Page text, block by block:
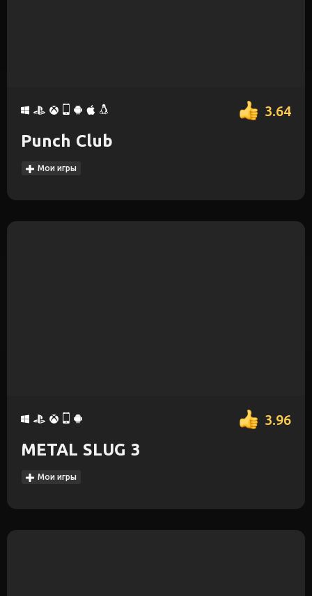
3.64
Punch Club
Мои игры
3.96
METAL SLUG 3
Мои игры